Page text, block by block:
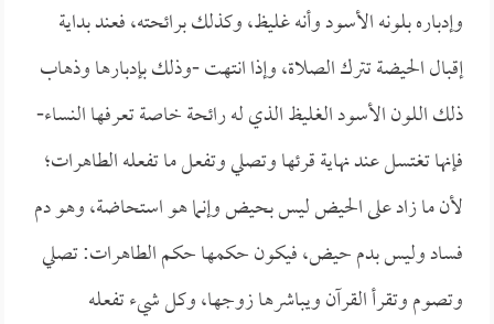
وإدباره بلونه الأسود وأنه غليظ، وكذلك برائحته، فعند بداية
إقبال الحيضة تترك الصلاة، وإذا انتهت -وذلك بإدبارها وذهاب
ذلك اللون الأسود الغليظ الذي له رائحة خاصة تعرفها النساء-
فإنها تغتسل عند نهاية قرئها وتصلي وتفعل ما تفعله الطاهرات؛
لأن ما زاد على الحيض ليس بحيض وإنما هو استحاضة، وهو دم
فساد وليس بدم حيض، فيكون حكمها حكم الطاهرات: تصلي
وتصوم وتقرأ القرآن ويباشرها زوجها، وكل شيء تفعله